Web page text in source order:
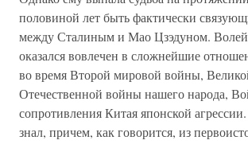
половиной лет быть фактически
между Сталиным и Мао Цзэдуном.
оказался вовлечен в сложнейшие
во время Второй мировой войны,
Отечественной войны нашего народа,
сопротивления Китая японской
знал, причем, как говорится, из